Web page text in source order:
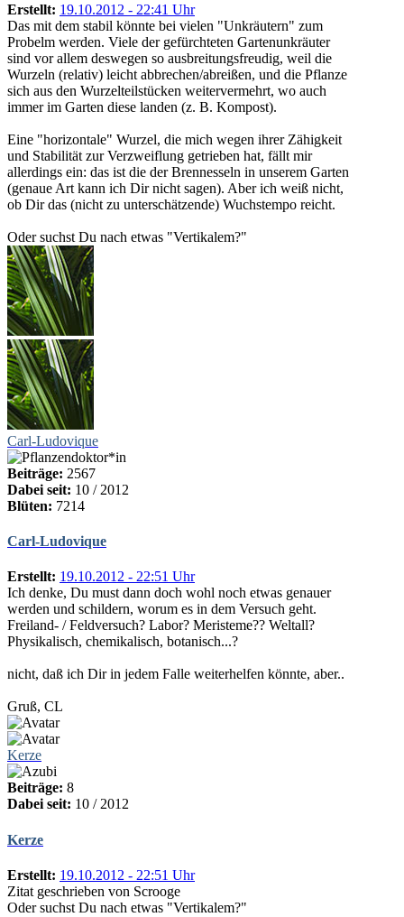
Erstellt: 19.10.2012 - 22:41 Uhr
Das mit dem stabil könnte bei vielen "Unkräutern" zum
Probelm werden. Viele der gefürchteten Gartenunkräuter
sind vor allem deswegen so ausbreitungsfreudig, weil die
Wurzeln (relativ) leicht abbrechen/abreißen, und die Pflanze
sich aus den Wurzelteilstücken weitervermehrt, wo auch
immer im Garten diese landen (z. B. Kompost).
Eine "horizontale" Wurzel, die mich wegen ihrer Zähigkeit
und Stabilität zur Verzweiflung getrieben hat, fällt mir
allerdings ein: das ist die der Brennesseln in unserem Garten
(genaue Art kann ich Dir nicht sagen). Aber ich weiß nicht,
ob Dir das (nicht zu unterschätzende) Wuchstempo reicht.
Oder suchst Du nach etwas "Vertikalem?"
Carl-Ludovique
Beiträge: 2567
Dabei seit: 10 / 2012
Blüten: 7214
Carl-Ludovique
Erstellt: 19.10.2012 - 22:51 Uhr
Ich denke, Du must dann doch wohl noch etwas genauer
werden und schildern, worum es in dem Versuch geht.
Freiland- / Feldversuch? Labor? Meristeme?? Weltall?
Physikalisch, chemikalisch, botanisch...?
nicht, daß ich Dir in jedem Falle weiterhelfen könnte, aber..
Gruß, CL
Kerze
Beiträge: 8
Dabei seit: 10 / 2012
Kerze
Erstellt: 19.10.2012 - 22:51 Uhr
Zitat geschrieben von Scrooge
Oder suchst Du nach etwas "Vertikalem?"